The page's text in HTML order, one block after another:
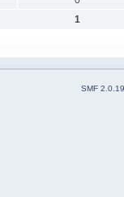
1
SMF 2.0.19